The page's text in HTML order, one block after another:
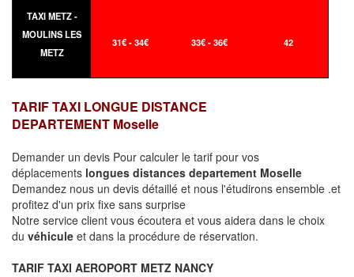
TAXI METZ -
MOULINS LES
METZ
31€ - 34€ 33€ - 36€ 42
TARIF TAXI LONGUE DISTANCE
DEPARTEMENT Moselle
Demander un devis Pour calculer le tarif pour vos
déplacements longues distances departement Moselle
Demandez nous un devis détaillé et nous l'étudirons ensemble .et
profitez d'un prix fixe sans surprise
Notre service client vous écoutera et vous aidera dans le choix
du véhicule et dans la procédure de réservation.
TARIF TAXI AEROPORT METZ NANCY